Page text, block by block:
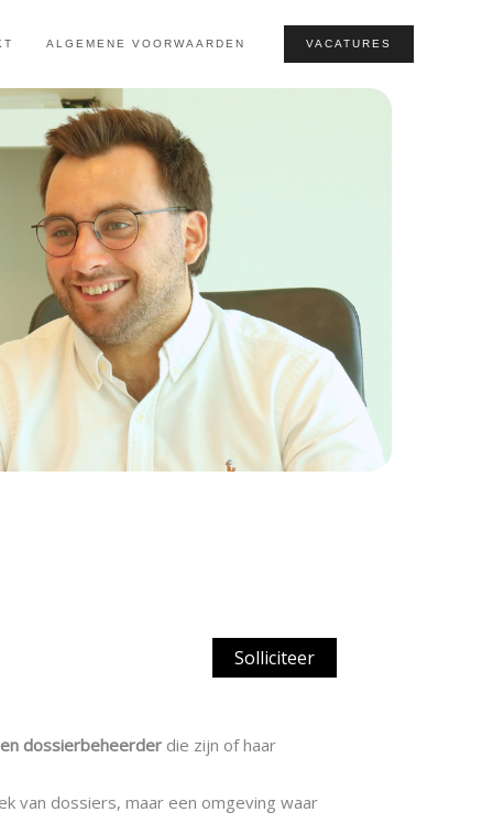
ALGEMENE VOORWAARDEN VACATURES
Solliciteer
dossierbeheerder die zijn of haar
van dossiers, maar een omgeving waar